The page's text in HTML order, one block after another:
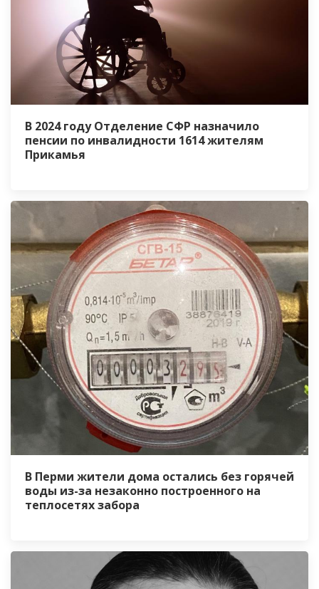
В 2024 году Отделение СФР назначило
пенсии по инвалидности 1614 жителям
Прикамья
В Перми жители дома остались без горячей
воды из-за незаконно построенного на
теплосетях забора